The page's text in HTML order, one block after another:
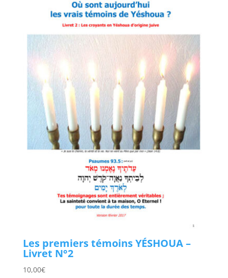
Les premiers témoins YÉSHOUA –
Livret N°2
10,00€